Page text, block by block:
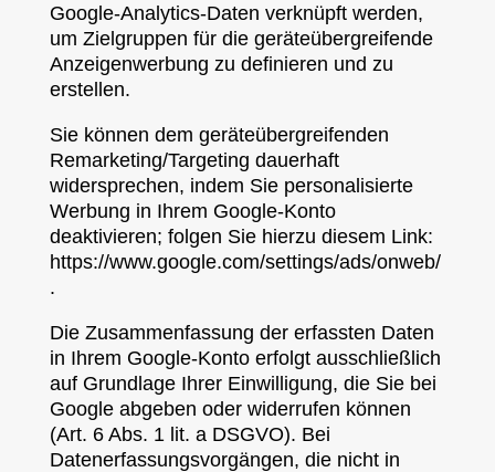
Google-Analytics-Daten verknüpft werden,
um Zielgruppen für die geräteübergreifende
Anzeigenwerbung zu definieren und zu
erstellen.
Sie können dem geräteübergreifenden
Remarketing/Targeting dauerhaft
widersprechen, indem Sie personalisierte
Werbung in Ihrem Google-Konto
deaktivieren; folgen Sie hierzu diesem Link:
https://www.google.com/settings/ads/onweb/
.
Die Zusammenfassung der erfassten Daten
in Ihrem Google-Konto erfolgt ausschließlich
auf Grundlage Ihrer Einwilligung, die Sie bei
Google abgeben oder widerrufen können
(Art. 6 Abs. 1 lit. a DSGVO). Bei
Datenerfassungsvorgängen, die nicht in